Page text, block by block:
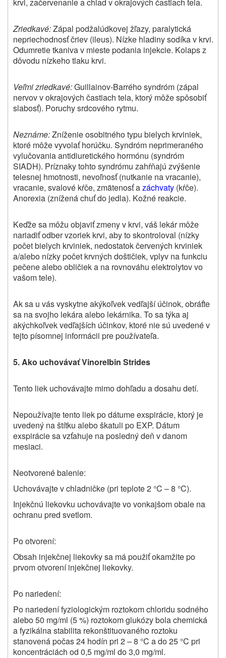
Zriedkavé:Zápal podžalúdkovej žľazy, paralytická
nepriechodnosť čriev (ileus). Nízke hladiny sodíka v krvi.
Odumretie tkaniva v mieste podania injekcie. Kolaps z
dôvodu nízkeho tlaku krvi.
Veľmi zriedkavé:Guillainov-Barrého syndróm (zápal
nervov v okrajových častiach tela, ktorý môže spôsobiť
slabosť). Poruchy srdcového rytmu.
Neznáme:Zníženie osobitného typu bielych krviniek,
ktoré môže vyvolať horúčku. Syndróm neprimeraného
vylučovania antidiuretického hormónu (syndróm
SIADH). Príznaky tohto syndrómu zahŕňajú zvýšenie
telesnej hmotnosti, nevoľnosť (nutkanie na vracanie),
vracanie, svalové kŕče, zmätenosť azáchvaty (kŕče).
Anorexia (znížená chuť do jedla). Kožné reakcie.
Keďže sa môžu objaviť zmeny v krvi, váš lekár môže
nariadiť odber vzoriek krvi, aby to skontroloval (nízky
počet bielych krviniek, nedostatok červených krviniek
a/alebo nízky počet krvných doštičiek, vplyv na funkciu
pečene alebo obličiek a na rovnováhu elektrolytov vo
vašom tele).
Ak sa u vás vyskytne akýkoľvek vedľajší účinok, obráťte
sa na svojho lekára alebo lekárnika. To sa týka aj
akýchkoľvek vedľajších účinkov, ktoré nie sú uvedené v
tejto písomnej informácii pre používateľa.
5. Ako uchovávať Vinorelbin Strides
Tento liek uchovávajte mimo dohľadu a dosahu detí.
Nepoužívajte tento liek po dátume exspirácie, ktorý je
uvedený na štítku alebo škatuli po EXP. Dátum
exspirácie sa vzťahuje na posledný deň v danom
mesiaci.
Neotvorené balenie:
Uchovávajte v chladničke (pri teplote 2 °C – 8 °C).
Injekčnú liekovku uchovávajte vo vonkajšom obale na
ochranu pred svetlom.
Po otvorení:
Obsah injekčnej liekovky sa má použiť okamžite po
prvom otvorení injekčnej liekovky.
Po nariedení:
Po nariedení fyziologickým roztokom chloridu sodného
alebo 50 mg/ml (5 %) roztokom glukózy bola chemická
a fyzikálna stabilita rekonštituovaného roztoku
stanovená počas 24 hodín pri 2 – 8 °C a do 25 °C pri
koncentráciách od 0,5 mg/ml do 3,0 mg/ml.